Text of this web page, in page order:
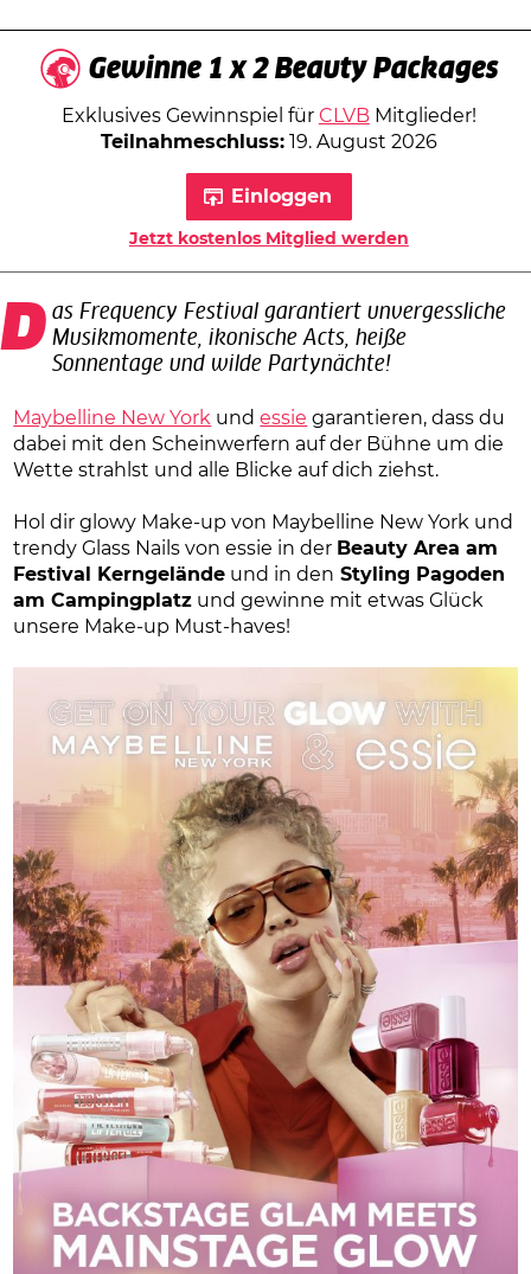
Gewinne 1 x 2 Beauty Packages
Exklusives Gewinnspiel für CLVBMitglieder!
Teilnahmeschluss:19. August 2026
Einloggen
Jetzt kostenlos Mitglied werden
Das Frequency Festival garantiert unvergessliche Musikmomente, ikonische Acts, heiße
Sonnentage und wilde Partynächte!
Maybelline New York undessie garantieren, dass du
dabei mit den Scheinwerfern auf der Bühne um die
Wette strahlst und alle Blicke auf dich ziehst.
Hol dir glowy Make-up von Maybelline New York und
trendy Glass Nails von essie in der Beauty Area am
Festival Kerngelände und in den Styling Pagoden
am Campingplatz und gewinne mit etwas Glück
unsere Make-up Must-haves!